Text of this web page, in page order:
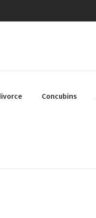
Concubins